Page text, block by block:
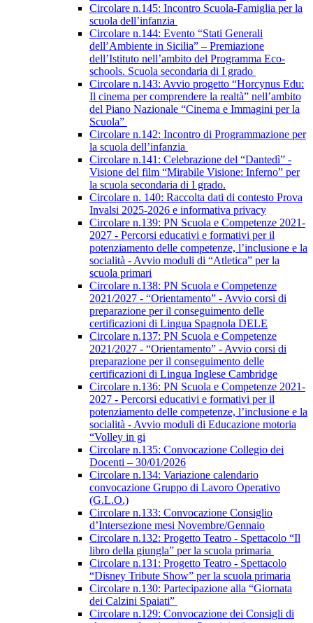
Circolare n.145: Incontro Scuola-Famiglia per la
scuola dell’infanzia
Circolare n.144: Evento “Stati Generali
dell’Ambiente in Sicilia” – Premiazione
dell’Istituto nell’ambito del Programma Eco-
schools. Scuola secondaria di I grado
Circolare n.143: Avvio progetto “Horcynus Edu:
Il cinema per comprendere la realtà” nell’ambito
del Piano Nazionale “Cinema e Immagini per la
Scuola”
Circolare n.142: Incontro di Programmazione per
la scuola dell’infanzia
Circolare n.141: Celebrazione del “Dantedì” -
Visione del film “Mirabile Visione: Inferno” per
la scuola secondaria di I grado.
Circolare n. 140: Raccolta dati di contesto Prova
Invalsi 2025-2026 e informativa privacy
Circolare n.139: PN Scuola e Competenze 2021-
2027 - Percorsi educativi e formativi per il
potenziamento delle competenze, l’inclusione e la
socialità - Avvio moduli di “Atletica” per la
scuola primari
Circolare n.138: PN Scuola e Competenze
2021/2027 - “Orientamento” - Avvio corsi di
preparazione per il conseguimento delle
certificazioni di Lingua Spagnola DELE
Circolare n.137: PN Scuola e Competenze
2021/2027 - “Orientamento” - Avvio corsi di
preparazione per il conseguimento delle
certificazioni di Lingua Inglese Cambridge
Circolare n.136: PN Scuola e Competenze 2021-
2027 - Percorsi educativi e formativi per il
potenziamento delle competenze, l’inclusione e la
socialità - Avvio moduli di Educazione motoria
“Volley in gi
Circolare n.135: Convocazione Collegio dei
Docenti – 30/01/2026
Circolare n.134: Variazione calendario
convocazione Gruppo di Lavoro Operativo
(G.L.O.)
Circolare n.133: Convocazione Consiglio
d’Intersezione mesi Novembre/Gennaio
Circolare n.132: Progetto Teatro - Spettacolo “Il
libro della giungla” per la scuola primaria
Circolare n.131: Progetto Teatro - Spettacolo
“Disney Tribute Show” per la scuola primaria
Circolare n.130: Partecipazione alla “Giornata
dei Calzini Spaiati”
Circolare n.129: Convocazione dei Consigli di